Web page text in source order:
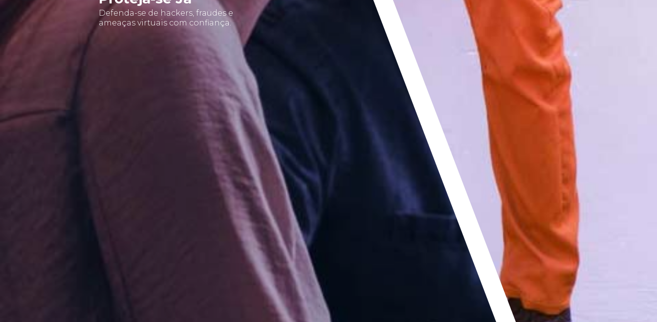
Defenda-se de hackers, fraudes e
ameaças virtuais com confiança.